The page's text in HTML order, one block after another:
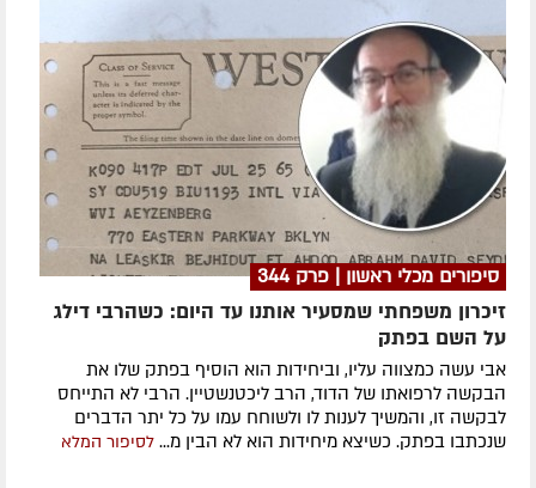
סיפורים מכלי ראשון | פרק 344
זיכרון משפחתי שמסעיר אותנו עד היום: כשהרבי דילג
על השם בפתק
אבי עשה כמצווה עליו, וביחידות הוא הוסיף בפתק שלו את
הבקשה לרפואתו של הדוד, הרב ליכטנשטיין. הרבי לא התייחס
לבקשה זו, והמשיך לענות לו ולשוחח עמו על כל יתר הדברים
שנכתבו בפתק. כשיצא מיחידות הוא לא הבין מ... לסיפור המלא